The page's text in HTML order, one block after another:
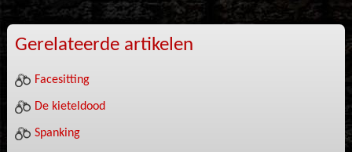
Gerelateerde artikelen
Facesitting
De kieteldood
Spanking